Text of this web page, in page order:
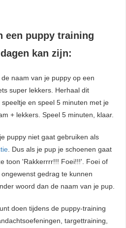
een puppy training
kan zijn:
naam van je puppy op een
super lekkers. Herhaal dit
en speel 5 minuten met je
+ lekkers. Speel 5 minuten, klaar.
puppy niet gaat gebruiken als
. Dus als je pup je schoenen gaat
toon 'Rakkerrrr!!! Foei!!!'. Foei of
ongewenst gedrag te kunnen
woord dan de naam van je pup.
doen tijdens de puppy-training
targettraining,